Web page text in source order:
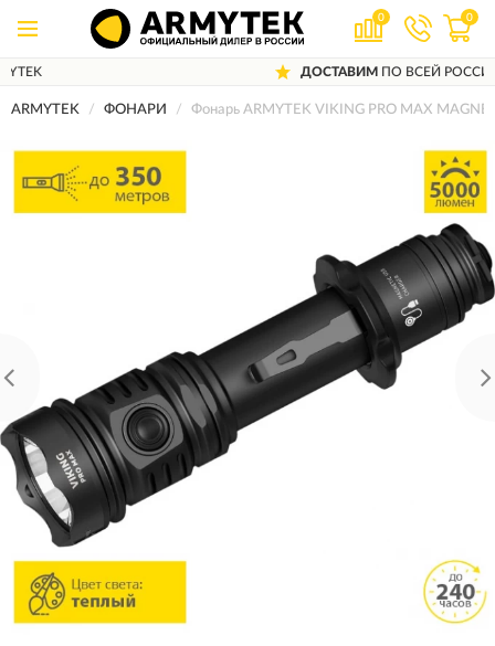
0 0
ДОСТАВИМПО ВСЕЙ РОССИИ
ARMYTEK ФОНАРИ Фонарь ARMYTEK VIKING PRO MAX